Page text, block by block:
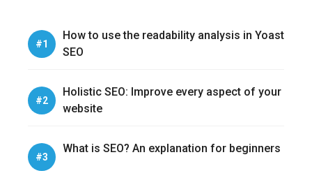
How to use the readability analysis in Yoast
SEO
Holistic SEO: Improve every aspect of your
website
What is SEO? An explanation for beginners